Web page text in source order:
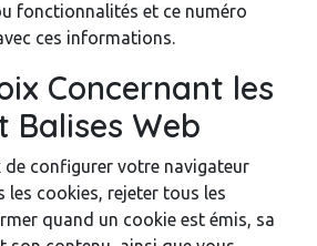
fonctionnalités et ce numéro
ces informations.
Concernant les
Balises Web
de configurer votre navigateur
les cookies, rejeter tous les
quand un cookie est émis, sa